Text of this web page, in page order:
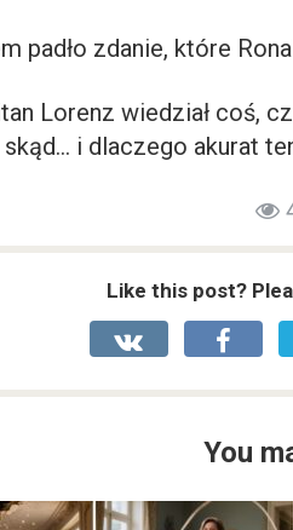
padło zdanie, które
Lorenz wiedział coś,
i dlaczego akurat
Like this post?
You